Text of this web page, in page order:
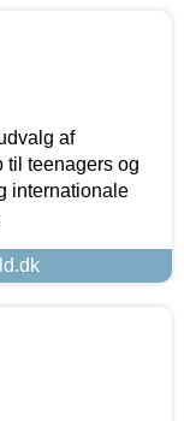
af
til teenagers og
internationale